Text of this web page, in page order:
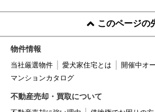
このページの
物件情報
当社厳選物件 愛犬家住宅とは
開催中オ
マンションカタログ
不動産売却・買取について